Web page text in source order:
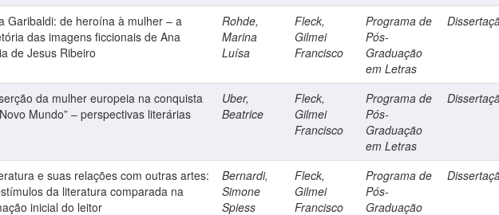
Garibaldi: de heroína à mulher – a
das imagens ficcionais de Ana
de Jesus Ribeiro
Rohde,
Marina
Luísa
Fleck,
Gilmei
Francisco
Programa de
Pós-
Graduação
em Letras
da mulher europeia na conquista
Mundo” – perspectivas literárias
Uber,
Beatrice
Fleck,
Gilmei
Francisco
Programa de
Pós-
Graduação
em Letras
e suas relações com outras artes:
da literatura comparada na
inicial do leitor
Bernardi,
Simone
Spiess
Fleck,
Gilmei
Francisco
Programa de
Pós-
Graduação